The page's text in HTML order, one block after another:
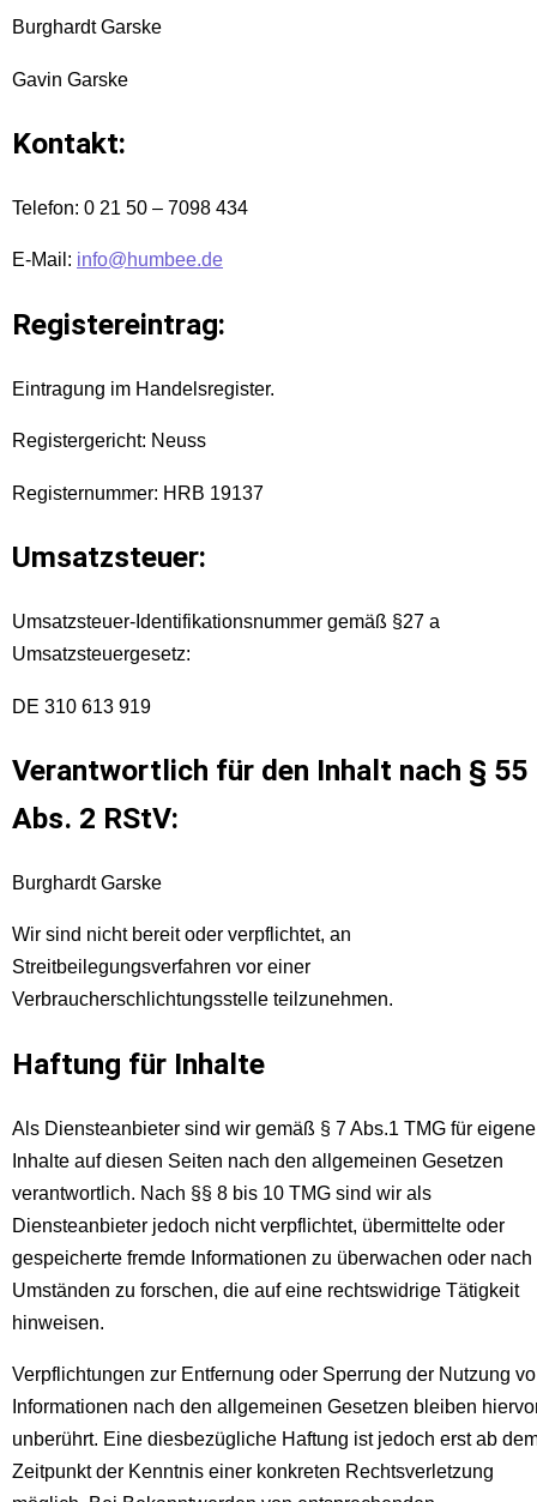
Burghardt Garske
Gavin Garske
Kontakt:
Telefon: 0 21 50 – 7098 434
E-Mail: ed.eebmuh
@ofni
Registereintrag:
Eintragung im Handelsregister.
Registergericht: Neuss
Registernummer: HRB 19137
Umsatzsteuer:
Umsatzsteuer-Identifikationsnummer gemäß §27 a
Umsatzsteuergesetz:
DE 310 613 919
Verantwortlich für den Inhalt nach § 55
Abs. 2 RStV:
Burghardt Garske
Wir sind nicht bereit oder verpflichtet, an
Streitbeilegungsverfahren vor einer
Verbraucherschlichtungsstelle teilzunehmen.
Haftung für Inhalte
Als Diensteanbieter sind wir gemäß § 7 Abs.1 TMG für eigene
Inhalte auf diesen Seiten nach den allgemeinen Gesetzen
verantwortlich. Nach §§ 8 bis 10 TMG sind wir als
Diensteanbieter jedoch nicht verpflichtet, übermittelte oder
gespeicherte fremde Informationen zu überwachen oder nach
Umständen zu forschen, die auf eine rechtswidrige Tätigkeit
hinweisen.
Verpflichtungen zur Entfernung oder Sperrung der Nutzung
Informationen nach den allgemeinen Gesetzen bleiben
unberührt. Eine diesbezügliche Haftung ist jedoch erst ab
Zeitpunkt der Kenntnis einer konkreten Rechtsverletzung